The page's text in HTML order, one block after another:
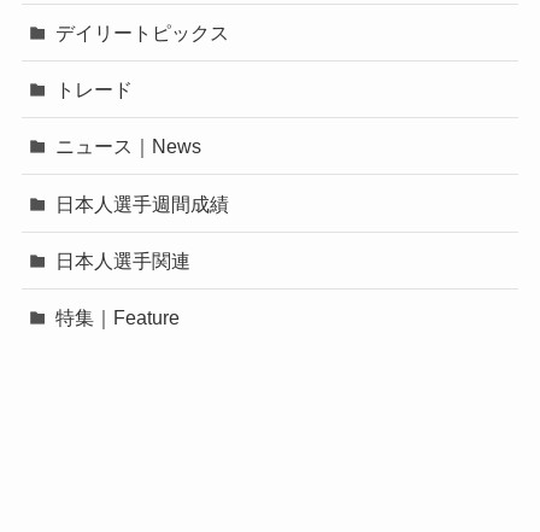
デイリートピックス
トレード
ニュース｜News
日本人選手週間成績
日本人選手関連
特集｜Feature